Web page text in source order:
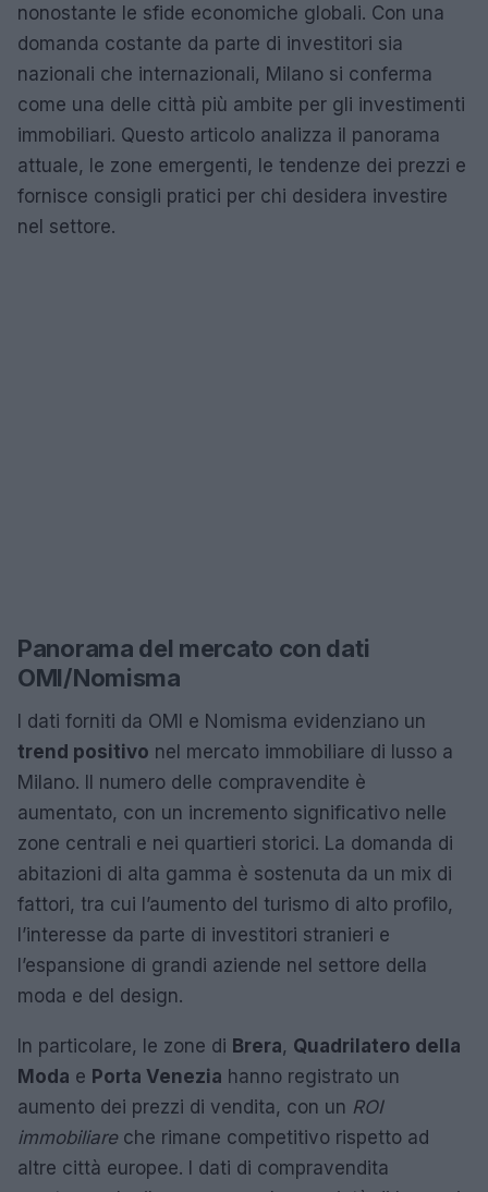
nonostante le sfide economiche globali. Con una
domanda costante da parte di investitori sia
nazionali che internazionali, Milano si conferma
come una delle città più ambite per gli investimenti
immobiliari. Questo articolo analizza il panorama
attuale, le zone emergenti, le tendenze dei prezzi e
fornisce consigli pratici per chi desidera investire
nel settore.
Panorama del mercato con dati
OMI/Nomisma
I dati forniti da OMI e Nomisma evidenziano un
trend positivo nel mercato immobiliare di lusso a
Milano. Il numero delle compravendite è
aumentato, con un incremento significativo nelle
zone centrali e nei quartieri storici. La domanda di
abitazioni di alta gamma è sostenuta da un mix di
fattori, tra cui l’aumento del turismo di alto profilo,
l’interesse da parte di investitori stranieri e
l’espansione di grandi aziende nel settore della
moda e del design.
In particolare, le zone di Brera, Quadrilatero della
Moda e Porta Venezia hanno registrato un
aumento dei prezzi di vendita, con un ROI
immobiliareche rimane competitivo rispetto ad
altre città europee. I dati di compravendita